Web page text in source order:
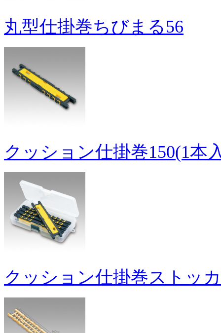
丸型仕掛巻ちびまる56
クッション仕掛巻150(1本
クッション仕掛巻ストッ